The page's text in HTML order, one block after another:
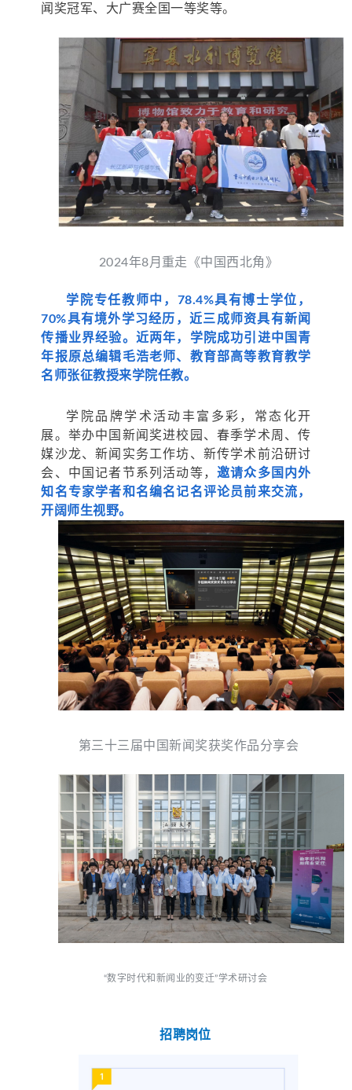
闻奖冠军、大广赛全国一等奖等。
2024年8月重走《中国西北角》
学院专任教师中，78.4%具有博士学位，
70%具有境外学习经历，近三成师资具有新闻
传播业界经验。近两年，学院成功引进中国青
年报原总编辑毛浩老师、教育部高等教育教学
名师张征教授来学院任教。
学院品牌学术活动丰富多彩，常态化开
展。举办中国新闻奖进校园、春季学术周、传
媒沙龙、新闻实务工作坊、新传学术前沿研讨
会、中国记者节系列活动等， 邀请众多国内外
知名专家学者和名编名记名评论员前来交流，
开阔师生视野。
第三十三届中国新闻奖获奖作品分享会
“数字时代和新闻业的变迁”学术研讨会
招聘岗位